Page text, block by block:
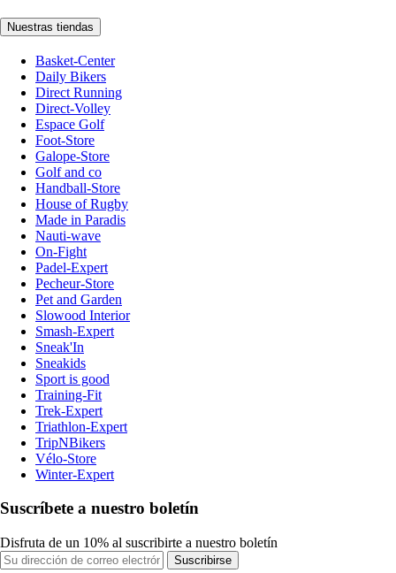
Nuestras tiendas
Basket-Center
Daily Bikers
Direct Running
Direct-Volley
Espace Golf
Foot-Store
Galope-Store
Golf and co
Handball-Store
House of Rugby
Made in Paradis
Nauti-wave
On-Fight
Padel-Expert
Pecheur-Store
Pet and Garden
Slowood Interior
Smash-Expert
Sneak'In
Sneakids
Sport is good
Training-Fit
Trek-Expert
Triathlon-Expert
TripNBikers
Vélo-Store
Winter-Expert
Suscríbete a nuestro boletín
Disfruta de un 10% al suscribirte a nuestro boletín
Suscribirse